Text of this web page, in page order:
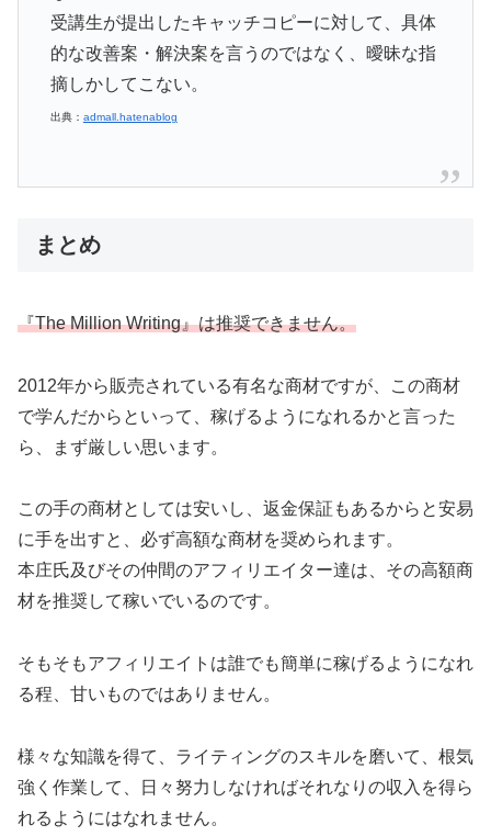
受講生が提出したキャッチコピーに対して、具体
的な改善案・解決案を言うのではなく、曖昧な指
摘しかしてこない。
出典： admall.hatenablog
まとめ
『The Million Writing』は推奨できません。
2012年から販売されている有名な商材ですが、この商材
で学んだからといって、稼げるようになれるかと言った
ら、まず厳しい思います。
この手の商材としては安いし、返金保証もあるからと安易
に手を出すと、必ず高額な商材を奨められます。
本庄氏及びその仲間のアフィリエイター達は、その高額商
材を推奨して稼いでいるのです。
そもそもアフィリエイトは誰でも簡単に稼げるようになれ
る程、甘いものではありません。
様々な知識を得て、ライティングのスキルを磨いて、根気
強く作業して、日々努力しなければそれなりの収入を得ら
れるようにはなれません。